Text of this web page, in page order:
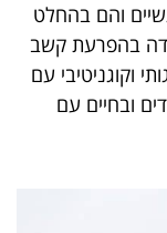
והם בהחלט
בהפרעת קשב
וקוגניטיבי עם
ובחיים עם